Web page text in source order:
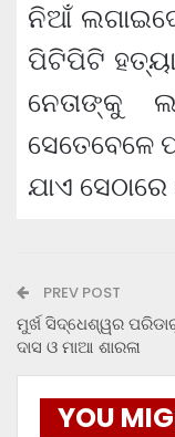
ନିଆଁ
ପିଟିପିଟି
ନେତାଙ୍କୁ
ସେତେବେଳେ
ଯାଏ
PREV POST
ମୁର୍ଖ ସିଦ୍ଧେଶ୍ୱର
ଦାସ ଓ ମାଆ ଶାରଳା
YOU